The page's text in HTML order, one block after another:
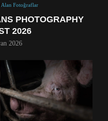
Alan Fotoğraflar
PHOTOGRAPHY
2026
2026